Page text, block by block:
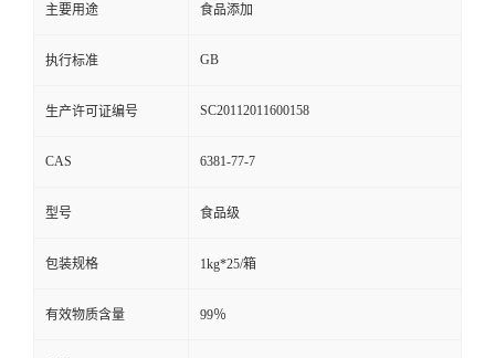
主要用途 食品添加
执行标准 GB
生产许可证编号 SC20112011600158
CAS 6381-77-7
型号 食品级
包装规格 1kg*25/箱
有效物质含量 99％